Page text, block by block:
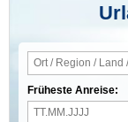
Früheste Anreise: